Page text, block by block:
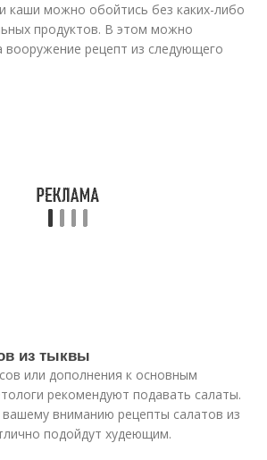
каши можно обойтись без каких-либо
продуктов. В этом можно
вооружение рецепт из следующего
из тыквы
или дополнения к основным
рекомендуют подавать салаты.
вниманию рецепты салатов из
подойдут худеющим.